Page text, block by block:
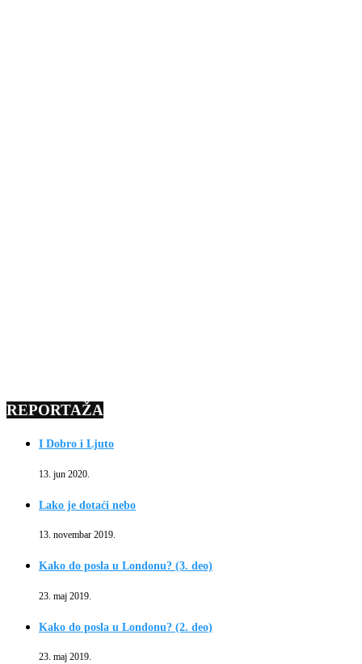
REPORTAŽA
I Dobro i Ljuto
13. jun 2020.
Lako je dotaći nebo
13. novembar 2019.
Kako do posla u Londonu? (3. deo)
23. maj 2019.
Kako do posla u Londonu? (2. deo)
23. maj 2019.